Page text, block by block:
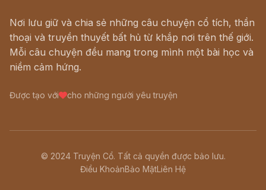
Nơi lưu giữ và chia sẻ những câu chuyện cổ tích, thần
thoại và truyền thuyết bất hủ từ khắp nơi trên thế giới.
Mỗi câu chuyện đều mang trong mình một bài học và
niềm cảm hứng.
Được tạo với cho những người yêu truyện
© 2024 Truyện Cổ. Tất cả quyền được bảo lưu.
Điều KhoảnBảo MậtLiên Hệ